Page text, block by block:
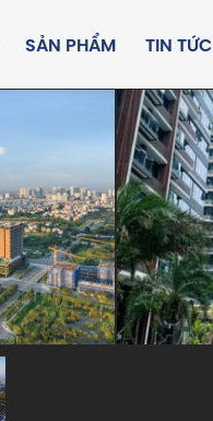
SẢN PHẨM TIN TỨC